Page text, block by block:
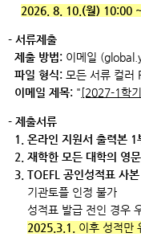
2026. 8. 10.(월) 10:00
- 서류제출
제출 방법: 이메일
파일 형식: 모든 서류 컬러
이메일 제목: " [2027-1학
- 제출서류
1. 온라인 지원서 출력본 1
2. 재학한 모든 대학의 영
3. TOEFL 공인성적표 사
기관토플 인정 불가
성적표 발급 전인 경우 우
2025.3.1.
이후 성적만